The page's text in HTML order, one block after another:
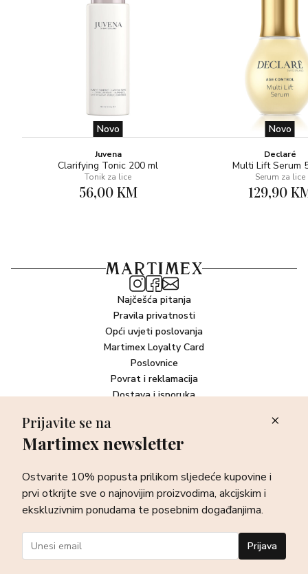
Novo
Juvena
Clarifying Tonic 200 ml
Tonik za lice
56,00 KM
Novo
Declaré
Multi Lift Serum
Serum za lice
129,90
Najčešća pitanja
Pravila privatnosti
Opći uvjeti poslovanja
Martimex Loyalty Card
Poslovnice
Povrat i reklamacija
Dostava i isporuka
Newsletter
sve o najnovijim proizvodima, akcijskim i ekskluzivnim
ponudama te posebnim događanjima.
Prijava
Prijavite se na
Martimex newsletter
Ostvarite 10% popusta prilikom sljedeće kupovine i
prvi otkrijte sve o najnovijim proizvodima, akcijskim i
ekskluzivnim ponudama te posebnim događanjima.
Prijava